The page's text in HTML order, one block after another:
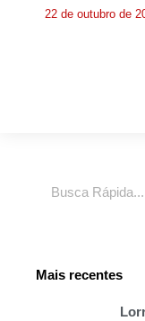
22 de outubro de
Mais recentes